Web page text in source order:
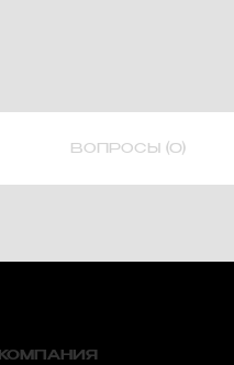
ВОПРОСЫ (0)
КОМПАНИЯ